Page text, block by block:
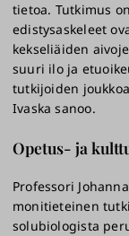
tietoa. Tutkimus
edistysaskeleet
kekseliäiden
suuri ilo ja
tutkijoiden
Ivaska sanoo.
Opetus- ja
Professori
monitieteinen
solubiologista